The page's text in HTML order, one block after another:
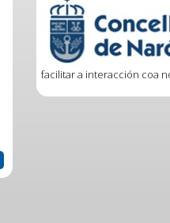
facilitar a interacción coa